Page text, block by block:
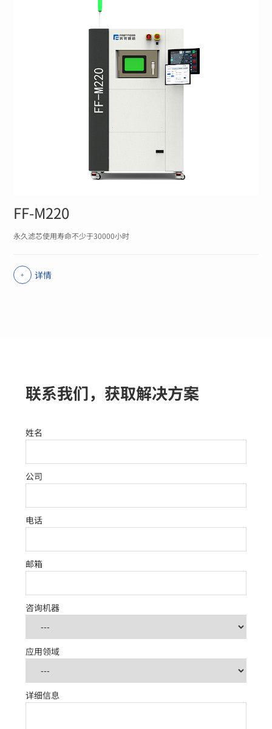
FF-M220
永久滤芯使用寿命不少于30000小时
+ 详情
联系我们，获取解决方案
姓名
公司
电话
邮箱
咨询机器
应用领域
详细信息